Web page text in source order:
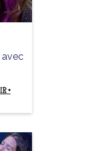
avec
+